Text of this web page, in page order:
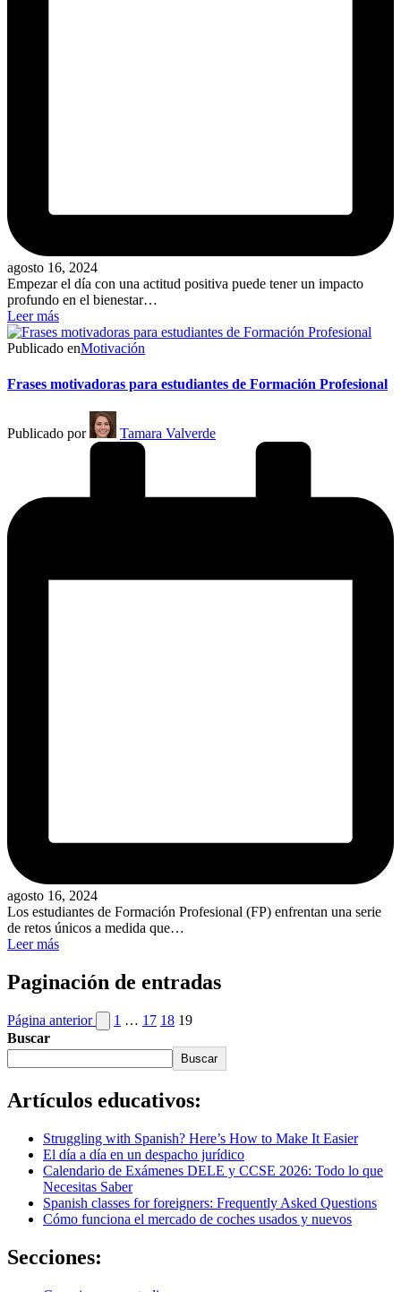
agosto 16, 2024
Empezar el día con una actitud positiva puede tener un impacto
profundo en el bienestar…
Leer más
Publicado enMotivación
Frases motivadoras para estudiantes de Formación Profesional
Publicado por Tamara Valverde
agosto 16, 2024
Los estudiantes de Formación Profesional (FP) enfrentan una serie
de retos únicos a medida que…
Leer más
Paginación de entradas
Página anterior 1 … 17 18 19
Buscar
Buscar
Artículos educativos:
Struggling with Spanish? Here’s How to Make It Easier
El día a día en un despacho jurídico
Calendario de Exámenes DELE y CCSE 2026: Todo lo que
Necesitas Saber
Spanish classes for foreigners: Frequently Asked Questions
Cómo funciona el mercado de coches usados y nuevos
Secciones: